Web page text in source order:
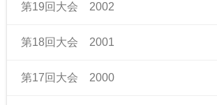
第19回大会 2002
第18回大会 2001
第17回大会 2000